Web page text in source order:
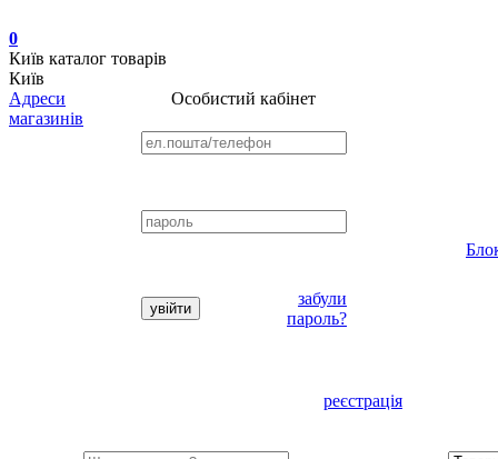
0
Київ каталог товарів
Київ
Адреси
магазинів
Особистий кабінет
забули
пароль?
реєстрація